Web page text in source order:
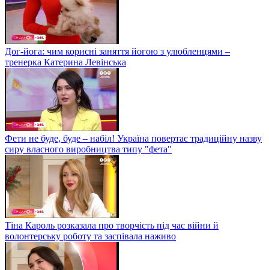
Дог-йога: чим корисні заняття йогою з улюбленцями –
тренерка Катерина Левінська
Фети не буде, буде – набіл! Україна повертає традиційну назву
сиру власного виробництва типу "фета"
Тіна Кароль розказала про творчість під час війни й
волонтерську роботу та заспівала наживо